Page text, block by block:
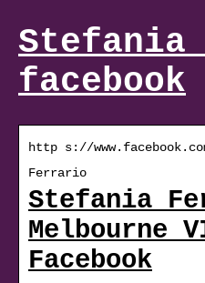
facebook
http s://
Ferrario
Stefania
Melbourne
Facebook